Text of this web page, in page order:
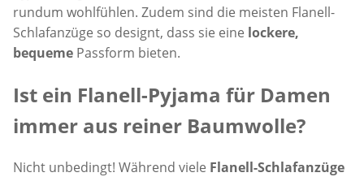
rundum wohlfühlen. Zudem sind die meisten Flanell-
Schlafanzüge so designt, dass sie eine lockere,
bequeme Passform bieten.
Ist ein Flanell-Pyjama für Damen
immer aus reiner Baumwolle?
Nicht unbedingt! Während viele Flanell-Schlafanzüge